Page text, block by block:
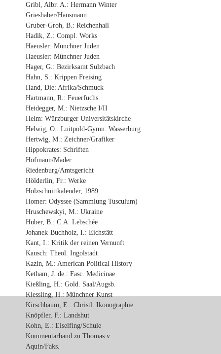
Gribl, Albr. A.: Hermann Winter
Grieshaber/Hansmann
Gruber-Groh, B.: Reichenhall
Hadik, Z.: Compl. Works
Haeusler: Münchner Juden
Haeusler: Münchner Juden
Hager, G.: Bezirksamt Sulzbach
Hahn, S.: Krippen Freising
Hand, Die: Afrika/Schmuck
Hartmann, R.: Feuerfuchs
Heidegger, M.: Nietzsche I/II
Helm: Würzburger Universitätskirche
Helwig, O.: Luitpold-Gymn. Wasserburg
Hertwig, M.: Zeichner/Grafiker
Hippokrates: Schriften
Hofmann/Mader:
Riedenburg/Amtsgericht
Hölderlin, Fr.: Werke
Holzschnittkalender, 1989
Homer: Odyssee (Sammlung Tusculum)
Hruschewskyi, M.: Ukraine
Huber, B.: C.A. Lebschée
Johanek-Buchholz, I.: Eichstätt
Kant, I.: Kritik der reinen Vernunft
Kausch: Theol. Ingolstadt
Kazin, M.: American Political History
Ketham, J. de.: Fasc. Medicinae
Kießling, H.: Gold. Saal/Augsb.
Kiessling, H.: Münchner Kunst
Kirschbaum, E.: Christl. Ikonographie
Knöpfler, F.: Landshut
Kohn, E.: Eiselfing/Schule
Kommentarband zu Thomas v.
Aquin/Faks.